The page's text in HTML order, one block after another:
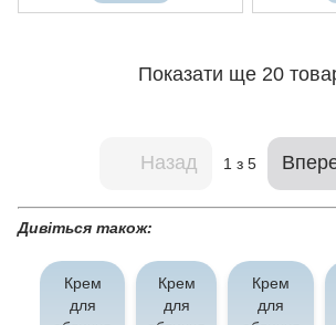
Показати ще 20
Назад 1 з 5
Дивіться також:
Крем
для
Крем
для
Крем
для